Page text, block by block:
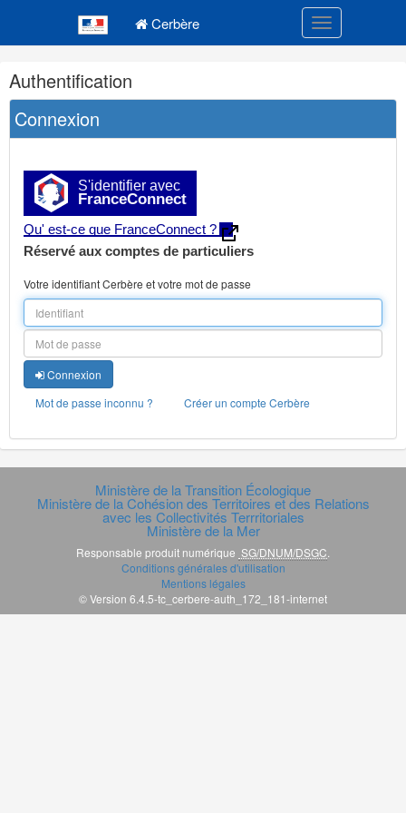
Cerbère Toggle
Navigation
et
outils
annexes
Authentification
Connexion
S'identifier avec
FranceConnect
Qu' est-ce que FranceConnect ?
Réservé aux comptes de particuliers
Votre identifiant Cerbère et votre mot de passe
Connexion
Mot de passe inconnu ?
Créer un compte Cerbère
Ministère de la Transition Écologique
Ministère de la Cohésion des Territoires et des Relations
avec les Collectivités Terrritoriales
Ministère de la Mer
Responsable produit numérique SG/DNUM/DSGC.
Conditions générales d'utilisation
Mentions légales
© Version 6.4.5-tc_cerbere-auth_172_181-internet